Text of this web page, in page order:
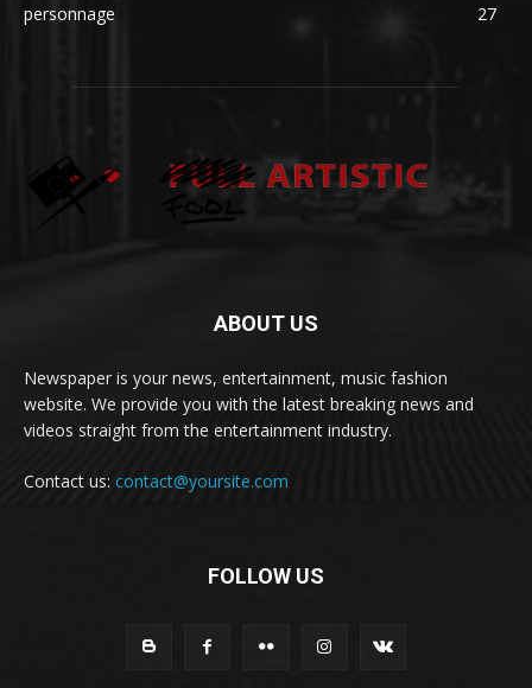
personnage
27
ABOUT US
Newspaper is your news, entertainment, music fashion
website. We provide you with the latest breaking news and
videos straight from the entertainment industry.
Contact us: contact@yoursite.com
FOLLOW US